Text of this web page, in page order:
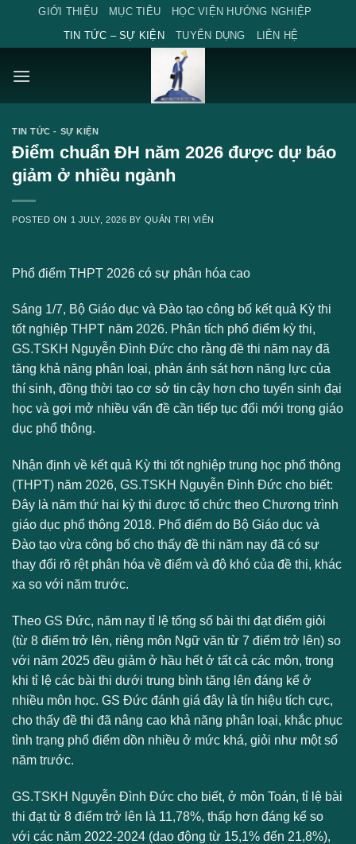
content
GIỚI THIỆU MỤC TIÊU
HỌC VIỆN HƯỚNG NGHIỆP
TIN TỨC – SỰ KIỆN
TUYỂN DỤNG LIÊN HỆ
TIN TỨC - SỰ KIỆN
Điểm chuẩn ĐH năm 2026 được dự báo
giảm ở nhiều ngành
POSTED ON 1 JULY, 2026 BY QUẢN TRỊ VIÊN
Phổ điểm THPT 2026 có sự phân hóa cao
Sáng 1/7, Bộ Giáo dục và Đào tạo công bố kết quả Kỳ thi
tốt nghiệp THPT năm 2026. Phân tích phổ điểm kỳ thi,
GS.TSKH Nguyễn Đình Đức cho rằng đề thi năm nay đã
tăng khả năng phân loại, phản ánh sát hơn năng lực của
thí sinh, đồng thời tạo cơ sở tin cậy hơn cho tuyển sinh đại
học và gợi mở nhiều vấn đề cần tiếp tục đổi mới trong giáo
dục phổ thông.
Nhận định về kết quả Kỳ thi tốt nghiệp trung học phổ thông
(THPT) năm 2026, GS.TSKH Nguyễn Đình Đức cho biết:
Đây là năm thứ hai kỳ thi được tổ chức theo Chương trình
giáo dục phổ thông 2018. Phổ điểm do Bộ Giáo dục và
Đào tạo vừa công bố cho thấy đề thi năm nay đã có sự
thay đổi rõ rệt phân hóa về điểm và độ khó của đề thi, khác
xa so với năm trước.
Theo GS Đức, năm nay tỉ lệ tổng số bài thi đạt điểm giỏi
(từ 8 điểm trở lên, riêng môn Ngữ văn từ 7 điểm trở lên) so
với năm 2025 đều giảm ở hầu hết ở tất cả các môn, trong
khi tỉ lệ các bài thi dưới trung bình tăng lên đáng kể ở
nhiều môn học. GS Đức đánh giá đây là tín hiệu tích cực,
cho thấy đề thi đã nâng cao khả năng phân loại, khắc phục
tình trạng phổ điểm dồn nhiều ở mức khá, giỏi như một số
năm trước.
GS.TSKH Nguyễn Đình Đức cho biết, ở môn Toán, tỉ lệ bài
thi đạt từ 8 điểm trở lên là 11,78%, thấp hơn đáng kể so
với các năm 2022-2024 (dao động từ 15,1% đến 21,8%),